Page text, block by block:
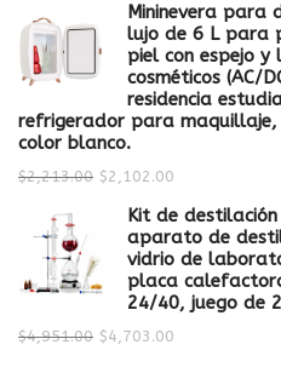
Mininevera para
lujo de 6 L para
piel con espejo y
cosméticos (AC/
residencia
refrigerador para maquillaje,
color blanco.
$2,213.00 $2,102.00
Kit de destilación
aparato de
vidrio de
placa
24/40, juego de
$4,951.00 $4,703.00